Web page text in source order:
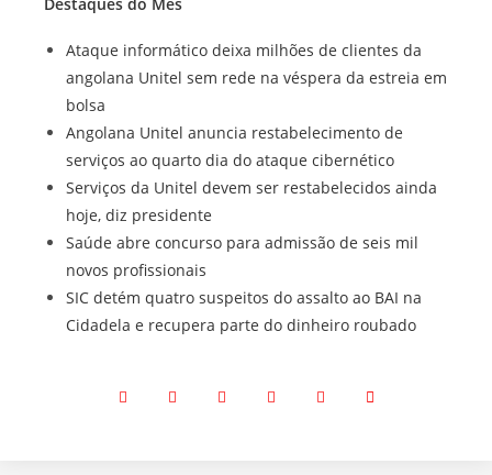
Ataque informático deixa milhões de clientes da
angolana Unitel sem rede na véspera da estreia em
bolsa
Angolana Unitel anuncia restabelecimento de
serviços ao quarto dia do ataque cibernético
Serviços da Unitel devem ser restabelecidos ainda
hoje, diz presidente
Saúde abre concurso para admissão de seis mil
novos profissionais
SIC detém quatro suspeitos do assalto ao BAI na
Cidadela e recupera parte do dinheiro roubado